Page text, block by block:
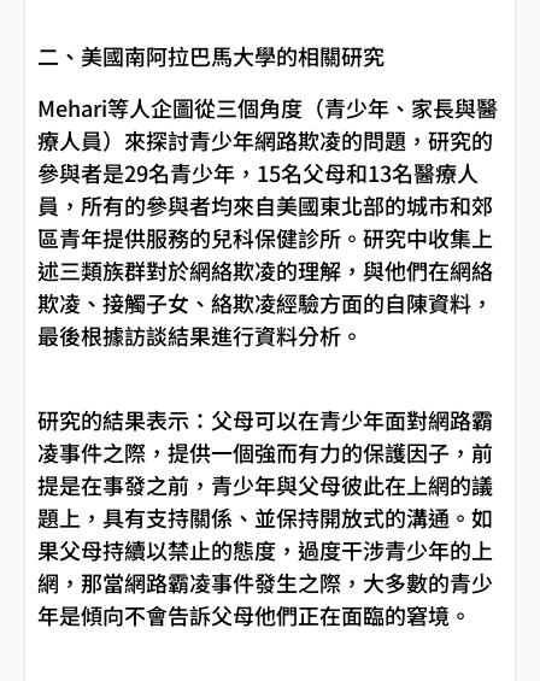
二、美國南阿拉巴馬大學的相關研究
Mehari等人企圖從三個角度（青少年、家長與醫
療人員）來探討青少年網路欺凌的問題，研究的
參與者是29名青少年，15名父母和13名醫療人
員，所有的參與者均來自美國東北部的城市和郊
區青年提供服務的兒科保健診所。研究中收集上
述三類族群對於網絡欺凌的理解，與他們在網絡
欺凌、接觸子女、絡欺凌經驗方面的自陳資料，
最後根據訪談結果進行資料分析。
研究的結果表示：父母可以在青少年面對網路霸
凌事件之際，提供一個強而有力的保護因子，前
提是在事發之前，青少年與父母彼此在上網的議
題上，具有支持關係、並保持開放式的溝通。如
果父母持續以禁止的態度，過度干涉青少年的上
網，那當網路霸凌事件發生之際，大多數的青少
年是傾向不會告訴父母他們正在面臨的窘境。